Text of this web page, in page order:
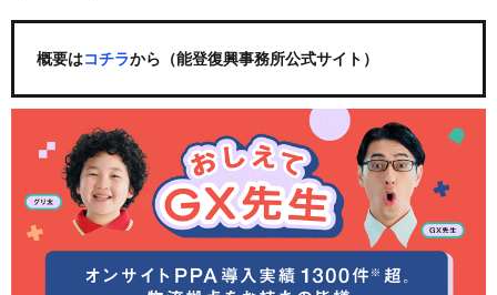
概要はコチラから（能登復興事務所公式サイト）